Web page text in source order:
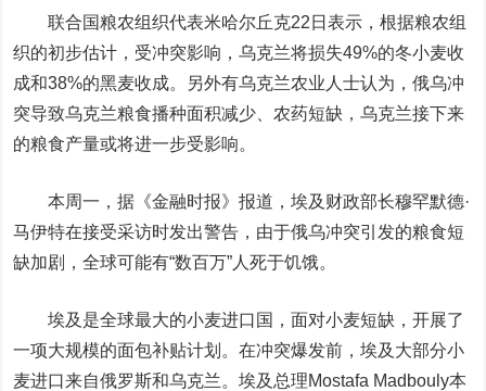
联合国粮农组织代表米哈尔丘克22日表示，根据粮农组
织的初步估计，受冲突影响，乌克兰将损失49%的冬小麦收
成和38%的黑麦收成。另外有乌克兰农业人士认为，俄乌冲
突导致乌克兰粮食播种面积减少、农药短缺，乌克兰接下来
的粮食产量或将进一步受影响。
本周一，据《金融时报》报道，埃及财政部长穆罕默德·
马伊特在接受采访时发出警告，由于俄乌冲突引发的粮食短
缺加剧，全球可能有“数百万”人死于饥饿。
埃及是全球最大的小麦进口国，面对小麦短缺，开展了
一项大规模的面包补贴计划。在冲突爆发前，埃及大部分小
麦进口来自俄罗斯和乌克兰。埃及总理Mostafa Madbouly本